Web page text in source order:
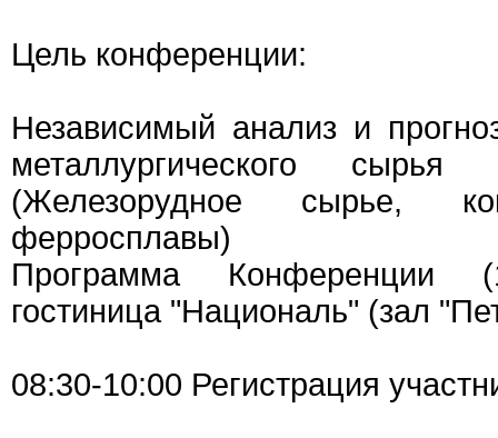
Цель конференции:
Независимый анализ и
металлургического
(Железорудное сырье,
ферросплавы)
Программа Конференции
гостиница "Националь" (зал
08:30-10:00 Регистрация